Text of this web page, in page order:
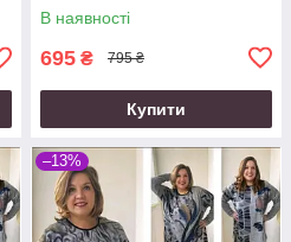
В наявності
695 ₴ 795 ₴
Купити
–13%